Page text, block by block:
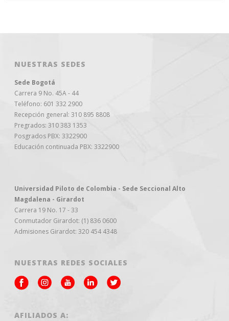
NUESTRAS SEDES
Sede Bogotá
Carrera 9 No. 45A - 44
Teléfono: 601 332 2900
Recepción general: 310 895 8808
Pregrados: 310 383 1353
Posgrados PBX: 3322900
Educación continuada PBX: 3322900
Universidad Piloto de Colombia - Sede Seccional Alto
Magdalena - Girardot
Carrera 19 No. 17 - 33
Conmutador Girardot: (1) 836 0600
Admisiones Girardot: 320 454 4348
NUESTRAS REDES SOCIALES
AFILIADOS A: